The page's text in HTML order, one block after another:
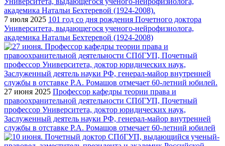
7 июля 2025 101 год со дня рождения Почетного доктора
Университета, выдающегося ученого-нейрофизиолога,
академика Натальи Бехтеревой (1924-2008)
27 июня 2025 Профессор кафедры теории права и
правоохранительной деятельности СПбГУП, Почетный
профессор Университета, доктор юридических наук,
Заслуженный деятель науки РФ, генерал-майор внутренней
службы в отставке Р.А. Ромашов отмечает 60-летний юбилей